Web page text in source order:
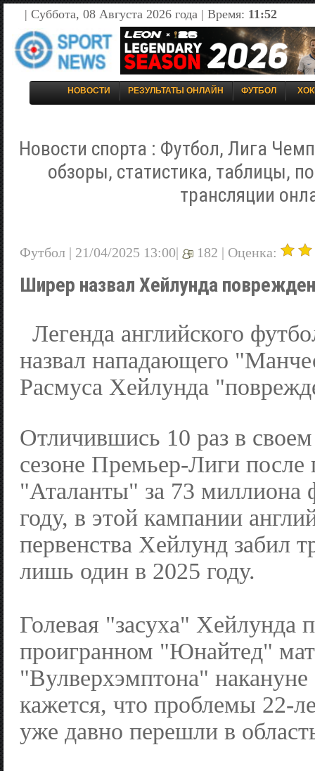
| Суббота, 08 Августа 2026 года | Время: 11:52
НОВОСТИ РЕЗУЛЬТАТЫ ОНЛАЙН ФУТБОЛ
Новости спорта : Футбол, Лига
обзоры, статистика, таблицы,
трансляции
Футбол | 21/04/2025 13:00| 182 | Оценка:
Ширер назвал Хейлунда
Легенда английского
назвал нападающего
Расмуса Хейлунда
Отличившись 10 раз в
сезоне Премьер-Лиги после
"Аталанты" за 73 миллиона
году, в этой кампании
первенства Хейлунд забил
лишь один в 2025 году.
Голевая "засуха" Хейлунда
проигранном "Юнайтед"
"Вулверхэмптона"
кажется, что проблемы 22-
уже давно перешли в